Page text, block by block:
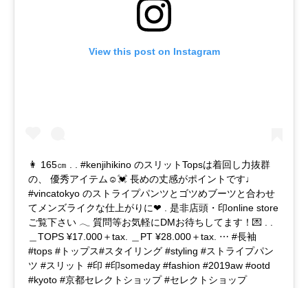
View this post on Instagram
👩 165㎝ . . #kenjihikino のスリットTopsは着回し力抜群
の、 優秀アイテム☺️💓 長めの丈感がポイントです♩
#vincatokyo のストライプパンツとゴツめブーツと合わせ
てメンズライクな仕上がりに❤︎ . 是非店頭・印online store
ご覧下さい 𓂃 質問等お気軽にDMお待ちしてます！💌 . .
＿TOPS ¥17.000＋tax. ＿PT ¥28.000＋tax. ⋯ #長袖
#tops #トップス#スタイリング #styling #ストライプパン
ツ #スリット #印 #印someday #fashion #2019aw #ootd
#kyoto #京都セレクトショップ #セレクトショップ